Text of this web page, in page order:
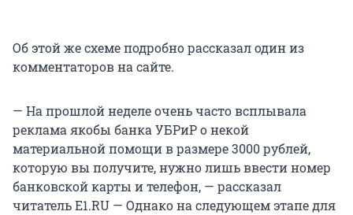
Об этой же схеме подробно рассказал один из
комментаторов на сайте.
— На прошлой неделе очень часто всплывала
реклама якобы банка УБРиР о некой
материальной помощи в размере 3000 рублей,
которую вы получите, нужно лишь ввести номер
банковской карты и телефон, — рассказал
читатель E1.RU — Однако на следующем этапе для